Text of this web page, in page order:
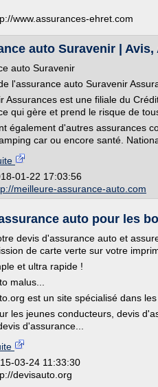
www.assurances-ehret.com
auto Suravenir | Avis,
auto Suravenir
l'assurance auto Suravenir
Assurances est une filiale du
qui gère et prend le risque de
également d'autres assurances
car ou encore santé.
01-22 17:03:56
meilleure-assurance-auto.com
auto pour les
devis d'assurance auto et
de carte verte sur votre
et ultra rapide !
malus...
est un site spécialisé dans
les jeunes conducteurs, devis
d'assurance...
03-24 11:33:30
devisauto.org